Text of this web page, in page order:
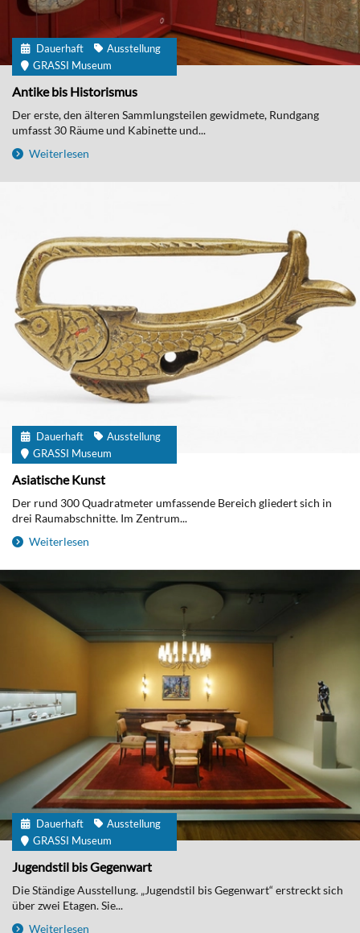
Dauerhaft
Ausstellung
GRASSI Museum
Antike bis Historismus
Der erste, den älteren Sammlungsteilen gewidmete, Rundgang
umfasst 30 Räume und Kabinette und...
Weiterlesen
Dauerhaft
Ausstellung
GRASSI Museum
Asiatische Kunst
Der rund 300 Quadratmeter umfassende Bereich gliedert sich in
drei Raumabschnitte. Im Zentrum...
Weiterlesen
Dauerhaft
Ausstellung
GRASSI Museum
Jugendstil bis Gegenwart
Die Ständige Ausstellung. „Jugendstil bis Gegenwart“ erstreckt sich
über zwei Etagen. Sie...
Weiterlesen